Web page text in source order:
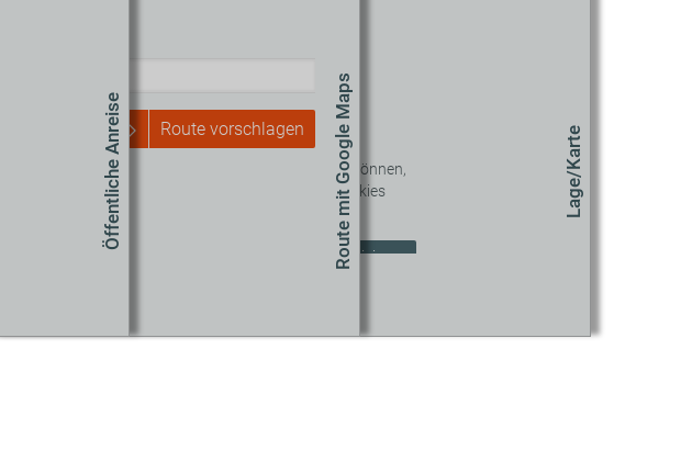
Öffentliche Anreise Route mit Google Maps
Route vorschlagen Lage/Karte
Um diesen Inhalt sehen zu können,
müssen Sie unseren Cookies
Cookie-Einstellungen aktualisieren